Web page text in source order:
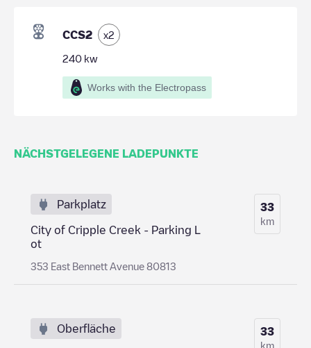
CCS2 x2
240 kw
Works with the Electropass
NÄCHSTGELEGENE LADEPUNKTE
Parkplatz
City of Cripple Creek - Parking L
ot
353 East Bennett Avenue 80813
33
km
Oberfläche 33
km